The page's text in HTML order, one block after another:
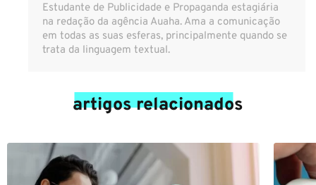
Estudante de Publicidade e Propaganda estagiária
na redação da agência Auaha. Ama a comunicação
em todas as suas esferas, principalmente quando se
trata da linguagem textual.
artigos relacionados